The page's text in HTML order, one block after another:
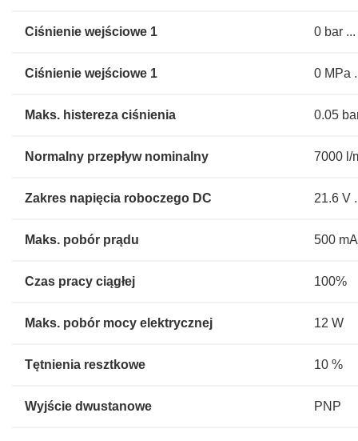
Ciśnienie wejściowe 1 0 bar
Ciśnienie wejściowe 1 0 MPa
Maks. histereza ciśnienia 0.05
Normalny przepływ nominalny 7000 l/
Zakres napięcia roboczego DC 21.6 V
Maks. pobór prądu 500 mA
Czas pracy ciągłej 100%
Maks. pobór mocy elektrycznej 12 W
Tętnienia resztkowe 10 %
Wyjście dwustanowe PNP